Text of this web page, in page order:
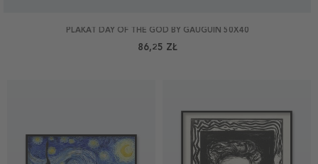
PLAKAT DAY OF THE GOD BY GAUGUIN 50X40
86,25 ZŁ